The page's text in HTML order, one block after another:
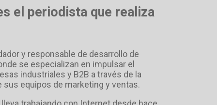
el periodista que realiza
y responsable de desarrollo de
se especializan en impulsar el
industriales y B2B a través de la
equipos de marketing y ventas.